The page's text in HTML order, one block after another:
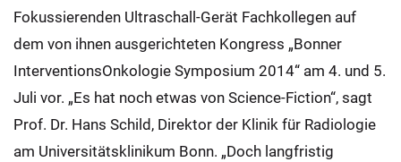
Fokussierenden Ultraschall-Gerät Fachkollegen auf
dem von ihnen ausgerichteten Kongress „Bonner
InterventionsOnkologie Symposium 2014“ am 4. und 5.
Juli vor. „Es hat noch etwas von Science-Fiction“, sagt
Prof. Dr. Hans Schild, Direktor der Klinik für Radiologie
am Universitätsklinikum Bonn. „Doch langfristig